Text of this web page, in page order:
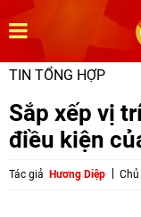
TIN TỔNG HỢP
Sắp xếp vị
điều kiện
Tác giả Hương Diệp